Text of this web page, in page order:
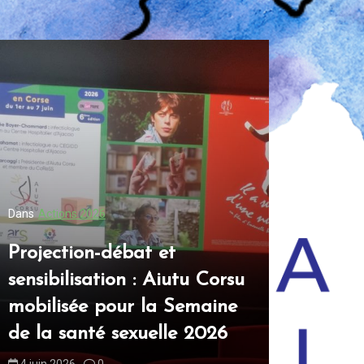
Dans Actions 2026
Projection-débat et
sensibilisation : Aiutu Corsu
mobilisée pour la Semaine
de la santé sexuelle 2026
Aiutu
table
Nostra